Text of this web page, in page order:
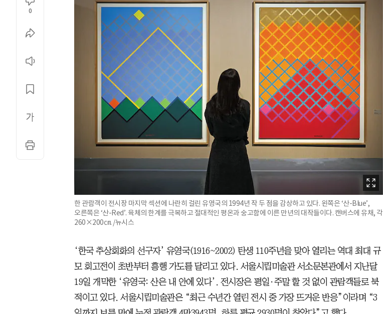
0
한 관람객이 전시장 마지막 섹션에 나란히 걸린 유영국의 1994년 작 두 점을 감상하고 있다. 왼쪽은 ‘산-Blue’,
오른쪽은 ‘산-Red’. 육체의 한계를 극복하고 절대적인 평온과 숭고함에 이른 만년의 대작들이다. 캔버스에 유채, 각
260×200㎝. /뉴시스
‘한국 추상회화의 선구자’ 유영국(1916~2002) 탄생 110주년을 맞아 열리는 역대 최대 규
모 회고전이 초반부터 흥행 가도를 달리고 있다. 서울시립미술관 서소문본관에서 지난달
19일 개막한 ‘유영국: 산은 내 안에 있다’. 전시장은 평일·주말 할 것 없이 관람객들로 북
적이고 있다. 서울시립미술관은 “최근 수년간 열린 전시 중 가장 뜨거운 반응”이라며 “3